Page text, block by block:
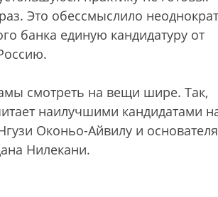
Это обессмыслило
банка единую кандидатуру от
смотреть на вещи шире. Так,
наилучшими кандидатами
Оконьо-Айвилу и основателя
Нилекани.